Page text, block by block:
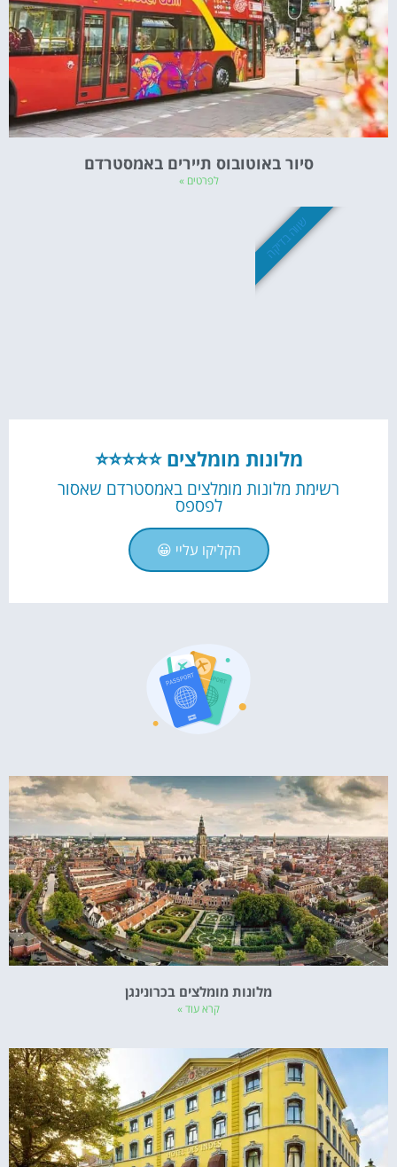
סיור באוטובוס תיירים באמסטרדם
לפרטים »
מלונות מומלצים ⭐⭐⭐⭐⭐
רשימת מלונות מומלצים באמסטרדם שאסור
לפספס
הקליקו עליי 😀
שווה בדיקה
מלונות מומלצים בכרונינגן
קרא עוד »